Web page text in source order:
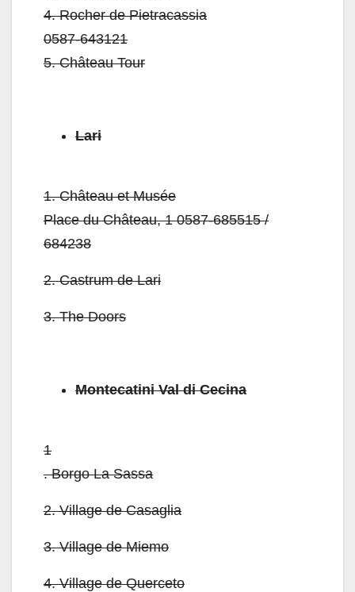
4. Rocher de Pietracassia
0587-643121
5. Château Tour
Lari
1. Château et Musée
Place du Château, 1 0587-685515 /
684238
2. Castrum de Lari
3. The Doors
Montecatini Val di Cecina
1
. Borgo La Sassa
2. Village de Casaglia
3. Village de Miemo
4. Village de Querceto